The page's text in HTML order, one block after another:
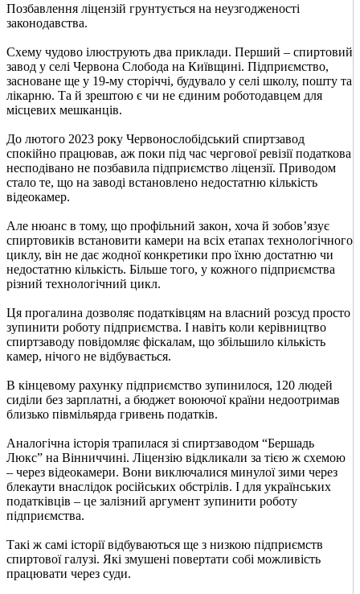
Позбавлення ліцензій грунтується на неузгодженості
законодавства.
Схему чудово ілюструють два приклади. Перший – спиртовий
завод у селі Червона Слобода на Київщині. Підприємство,
засноване ще у 19-му сторіччі, будувало у селі школу, пошту та
лікарню. Та й зрештою є чи не єдиним роботодавцем для
місцевих мешканців.
До лютого 2023 року Червонослобідський спиртзавод
спокійно працював, аж поки під час чергової ревізії податкова
несподівано не позбавила підприємство ліцензії. Приводом
стало те, що на заводі встановлено недостатню кількість
відеокамер.
Але нюанс в тому, що профільний закон, хоча й зобов’язує
спиртовиків встановити камери на всіх етапах технологічного
циклу, він не дає жодної конкретики про їхню достатню чи
недостатню кількість. Більше того, у кожного підприємства
різний технологічний цикл.
Ця прогалина дозволяє податківцям на власний розсуд просто
зупинити роботу підприємства. І навіть коли керівництво
спиртзаводу повідомляє фіскалам, що збільшило кількість
камер, нічого не відбувається.
В кінцевому рахунку підприємство зупинилося, 120 людей
сиділи без зарплатні, а бюджет воюючої країни недоотримав
близько півмільярда гривень податків.
Аналогічна історія трапилася зі спиртзаводом “Бершадь
Люкс” на Вінниччині. Ліцензію відкликали за тією ж схемою
– через відеокамери. Вони виключалися минулої зими через
блекаути внаслідок російських обстрілів. І для українських
податківців – це залізний аргумент зупинити роботу
підприємства.
Такі ж самі історії відбуваються ще з низкою підприємств
спиртової галузі. Які змушені повертати собі можливість
працювати через суди.